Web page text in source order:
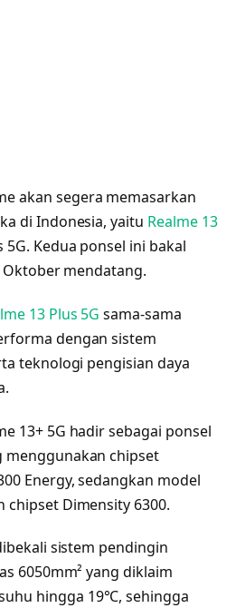
akan segera memasarkan
di Indonesia, yaitu Realme 13
5G. Kedua ponsel ini bakal
mendatang.
13 Plus 5G sama-sama
dengan sistem
teknologi pengisian daya
13+ 5G hadir sebagai ponsel
menggunakan chipset
Energy, sedangkan model
Dimensity 6300.
sistem pendingin
6050mm² yang diklaim
hingga 19°C, sehingga